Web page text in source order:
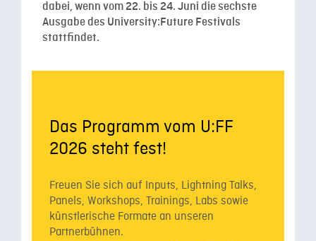
dabei, wenn vom 22. bis 24. Juni die sechste
Ausgabe des University:Future Festivals
stattfindet.
Das Programm vom U:FF
2026 steht fest!
Freuen Sie sich auf Inputs, Lightning Talks,
Panels, Workshops, Trainings, Labs sowie
künstlerische Formate an unseren
Partnerbühnen.